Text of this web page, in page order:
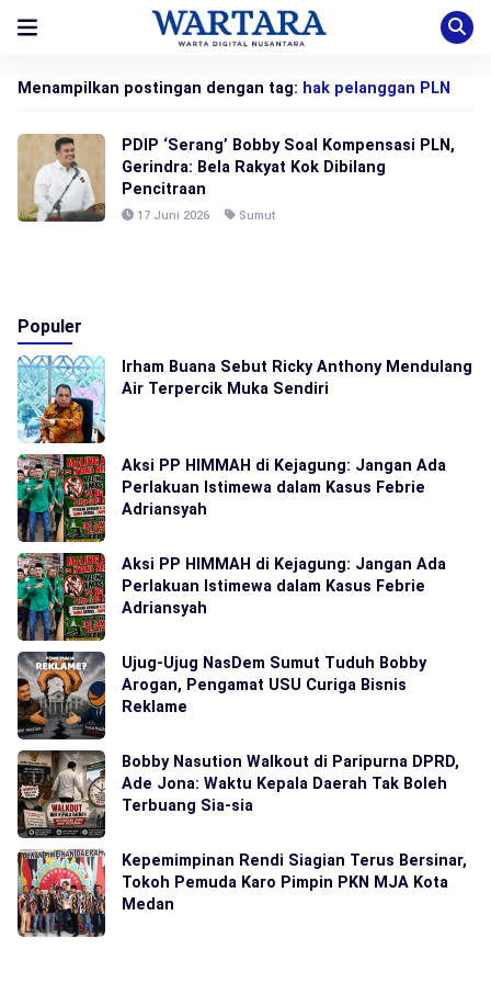
Menampilkan postingan dengan tag: hak pelanggan PLN
PDIP ‘Serang’ Bobby Soal Kompensasi PLN,
Gerindra: Bela Rakyat Kok Dibilang
Pencitraan
17 Juni 2026 Sumut
Populer
Irham Buana Sebut Ricky Anthony Mendulang
Air Terpercik Muka Sendiri
Aksi PP HIMMAH di Kejagung: Jangan Ada
Perlakuan Istimewa dalam Kasus Febrie
Adriansyah
Aksi PP HIMMAH di Kejagung: Jangan Ada
Perlakuan Istimewa dalam Kasus Febrie
Adriansyah
Ujug-Ujug NasDem Sumut Tuduh Bobby
Arogan, Pengamat USU Curiga Bisnis
Reklame
Bobby Nasution Walkout di Paripurna DPRD,
Ade Jona: Waktu Kepala Daerah Tak Boleh
Terbuang Sia-sia
Kepemimpinan Rendi Siagian Terus Bersinar,
Tokoh Pemuda Karo Pimpin PKN MJA Kota
Medan